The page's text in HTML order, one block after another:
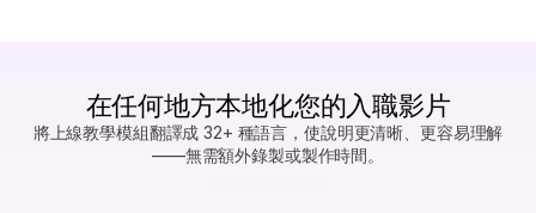
在任何地方本地化您的入職影片
將上線教學模組翻譯成 32+ 種語言，使說明更清晰、更容易理解
——無需額外錄製或製作時間。